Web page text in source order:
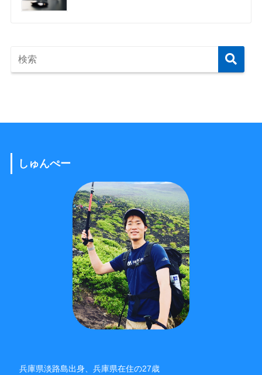
しゅんぺー
兵庫県淡路島出身、兵庫県在住の27歳